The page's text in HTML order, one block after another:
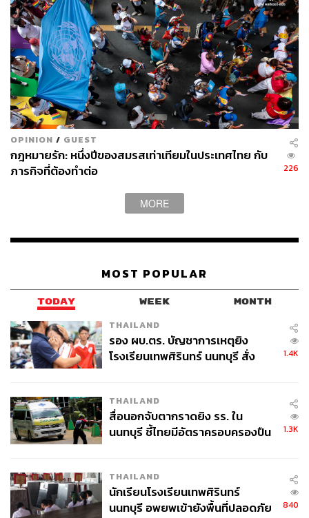
OPINION / GUEST
กฎหมายรัก: หนึ่งปีของสมรสเท่าเทียมในประเทศไทย กับ
ภารกิจที่ต้องทำต่อ
226
MORE
MOST POPULAR
TODAY WEEK MONTH
THAILAND
รอง ผบ.ตร. บัญชาการเหตุยิง
โรงเรียนเทพศิรินทร์ นนทบุรี สั่ง
1.4K
THAILAND
สื่อนอกจับตากราดยิง รร. ใน
นนทบุรี ชี้ไทยมีอัตราครอบครองปืน
1.3K
THAILAND
นักเรียนโรงเรียนเทพศิรินทร์
นนทบุรี อพยพเข้ายังพื้นที่ปลอดภัย
840